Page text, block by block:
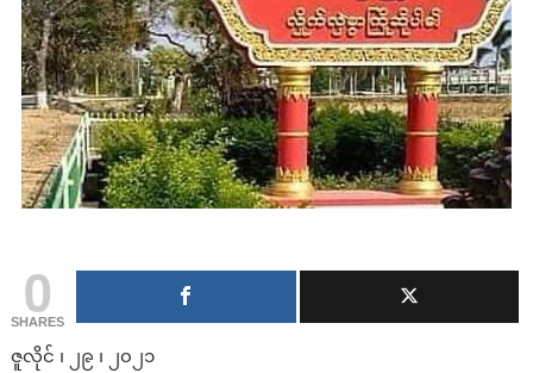
0
SHARES
ဇူလိုင် ၊ ၂၉ ၊ ၂၀၂၁